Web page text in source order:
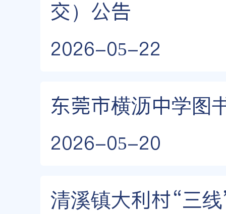
交）公告
2026-05-22
东莞市横沥中学图
2026-05-20
清溪镇大利村“三